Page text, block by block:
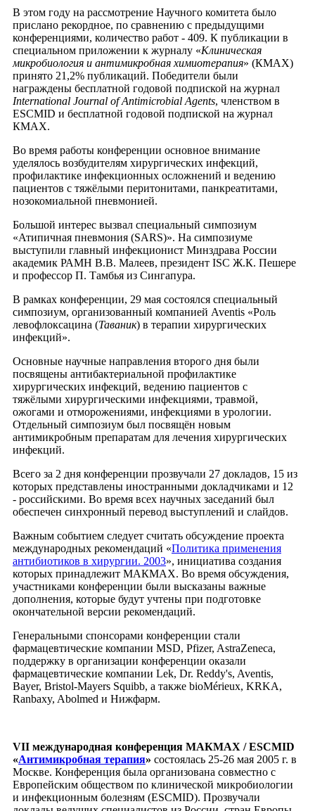
В этом году на рассмотрение Научного комитета было
прислано рекордное, по сравнению с предыдущими
конференциями, количество работ - 409. К публикации в
специальном приложении к журналу «Клиническая
микробиология и антимикробная химиотерапия» (КМАХ)
принято 21,2% публикаций. Победители были
награждены бесплатной годовой подпиской на журнал
International Journal of Antimicrobial Agents, членством в
ESCMID и бесплатной годовой подпиской на журнал
КМАХ.
Во время работы конференции основное внимание
уделялось возбудителям хирургических инфекций,
профилактике инфекционных осложнений и ведению
пациентов с тяжёлыми перитонитами, панкреатитами,
нозокомиальной пневмонией.
Большой интерес вызвал специальный симпозиум
«Атипичная пневмония (SARS)». На симпозиуме
выступили главный инфекционист Минздрава России
академик РАМН В.В. Малеев, президент ISC Ж.К. Пешере
и профессор П. Тамбья из Сингапура.
В рамках конференции, 29 мая состоялся специальный
симпозиум, организованный компанией Aventis «Роль
левофлоксацина (Таваник) в терапии хирургических
инфекций».
Основные научные направления второго дня были
посвящены антибактериальной профилактике
хирургических инфекций, ведению пациентов с
тяжёлыми хирургическими инфекциями, травмой,
ожогами и отморожениями, инфекциями в урологии.
Отдельный симпозиум был посвящён новым
антимикробным препаратам для лечения хирургических
инфекций.
Всего за 2 дня конференции прозвучали 27 докладов, 15 из
которых представлены иностранными докладчиками и 12
- российскими. Во время всех научных заседаний был
обеспечен синхронный перевод выступлений и слайдов.
Важным событием следует считать обсуждение проекта
международных рекомендаций «Политика применения
антибиотиков в хирургии. 2003», инициатива создания
которых принадлежит МАКМАХ. Во время обсуждения,
участниками конференции были высказаны важные
дополнения, которые будут учтены при подготовке
окончательной версии рекомендаций.
Генеральными спонсорами конференции стали
фармацевтические компании MSD, Pfizer, AstraZeneca,
поддержку в организации конференции оказали
фармацевтические компании Lek, Dr. Reddy's, Aventis,
Bayer, Bristol-Mayers Squibb, а также bioMérieux, KRKA,
Ranbaxy, Abolmed и Нижфарм.
VII международная конференция МАКМАХ / ESCMID
«Антимикробная терапия» состоялась 25-26 мая 2005 г. в
Москве. Конференция была организована совместно с
Европейским обществом по клинической микробиологии
и инфекционным болезням (ESCMID). Прозвучали